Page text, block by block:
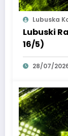
Lubuska
Lubuski
16/5)
28/07/